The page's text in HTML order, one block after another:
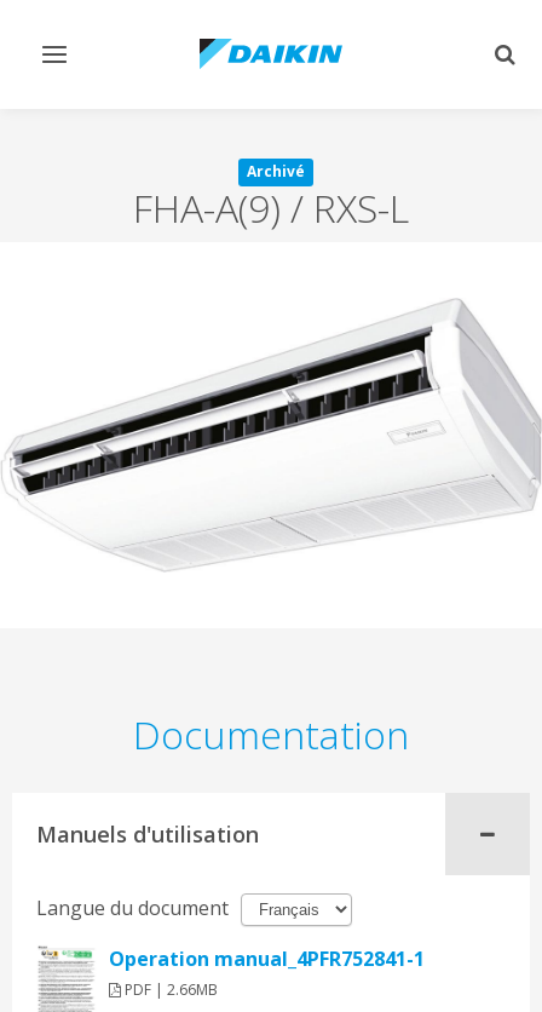
Afficher/masquer
Archivé
FHA-A(9) / RXS-L
Documentation
Manuels d'utilisation
Langue du document
Operation manual_4PFR752841-1
PDF | 2.66MB